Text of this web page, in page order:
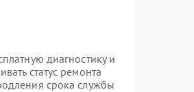
диагностику и
статус ремонта
срока службы